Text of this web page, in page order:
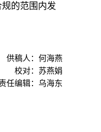
的范围内发
供稿人：何海燕
校对：苏燕娟
任编辑：乌海东